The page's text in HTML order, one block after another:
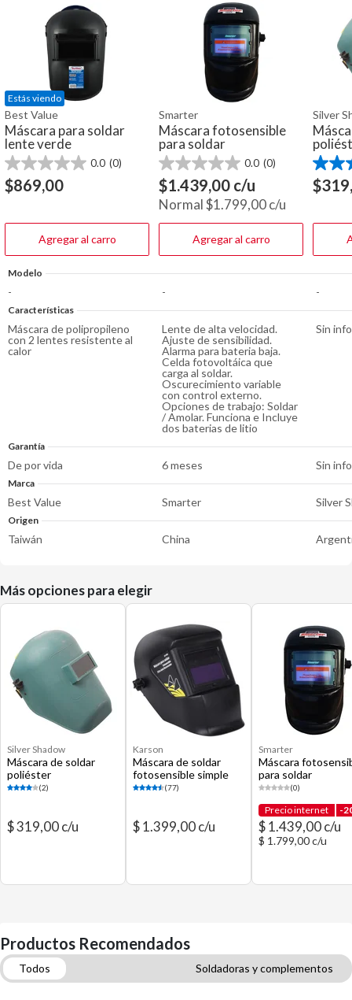
Estás viendo
Best Value
Máscara para soldar
lente verde
0.0 (0)
0.0
de
5
$869,00
Agregar al carro
Smarter
Máscara fotosensible
para soldar
0.0 (0)
0.0
de
5
estrellas.
$1.439,00 c/u
Normal$1.799,00c/u
Agregar al carro
Silver
5.0
de
5
$
Modelo
- - -
Características
Máscara de polipropileno
con 2 lentes resistente al
calor
Lente de alta velocidad.
Ajuste de sensibilidad.
Alarma para bateria baja.
Celda fotovoltáica que
carga al soldar.
Oscurecimiento variable
con control externo.
Opciones de trabajo: Soldar
/ Amolar. Funciona e Incluye
dos baterias de litio
Sin
Garantía
De por vida 6 meses Sin
Marca
Best Value Smarter Silver
Origen
Taiwán China
Más opciones para elegir
Silver Shadow
Máscara de soldar
poliéster
(2)
$ 319,00 c/u
Karson
Máscara de soldar
fotosensible simple
(77)
$ 1.399,00 c/u
Smarter
Máscara
para soldar
(0)
Precio internet -
$ 1.439,00 c/u
$ 1.799,00 c/u
Productos Recomendados
Todos
Soldadoras y complementos